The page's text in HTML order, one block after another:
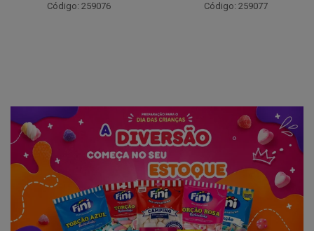
Código: 259076 Código: 259077